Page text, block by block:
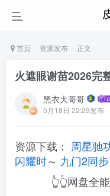
首页 资源发布 正文
火遮眼谢苗2026完
黑衣大哥哥
5月18日 22:29发布
资源下载： 周星驰
闪耀时～ 九门2同
👆👆网盘全